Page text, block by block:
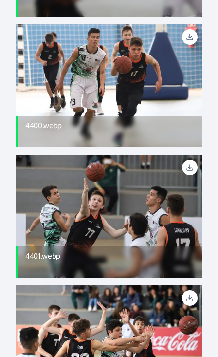
4400.webp
4401.webp